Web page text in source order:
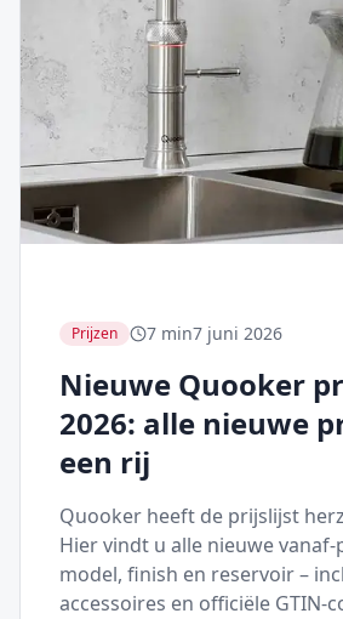
Prijzen 7 min7 juni 2026
Nieuwe Quooker
2026: alle nieuwe
een rij
Quooker heeft de prijslijst
Hier vindt u alle nieuwe
model, finish en reservoir –
accessoires en officiële GTIN-